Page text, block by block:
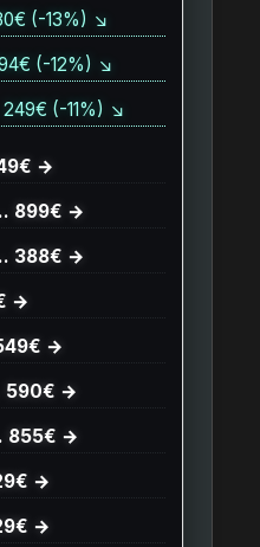
(-13%) ↘
(-12%) ↘
249€ (-11%) ↘
→
899€ →
388€ →
→
→
590€ →
855€ →
→
→